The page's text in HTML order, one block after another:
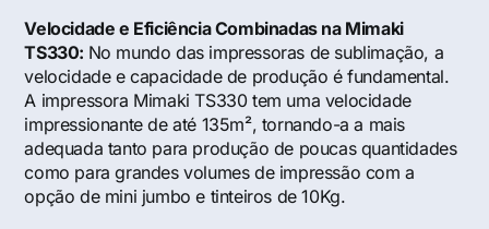
Velocidade e Eficiência Combinadas na Mimaki
TS330: No mundo das impressoras de sublimação, a
velocidade e capacidade de produção é fundamental.
A impressora Mimaki TS330 tem uma velocidade
impressionante de até 135m², tornando-a a mais
adequada tanto para produção de poucas quantidades
como para grandes volumes de impressão com a
opção de mini jumbo e tinteiros de 10Kg.